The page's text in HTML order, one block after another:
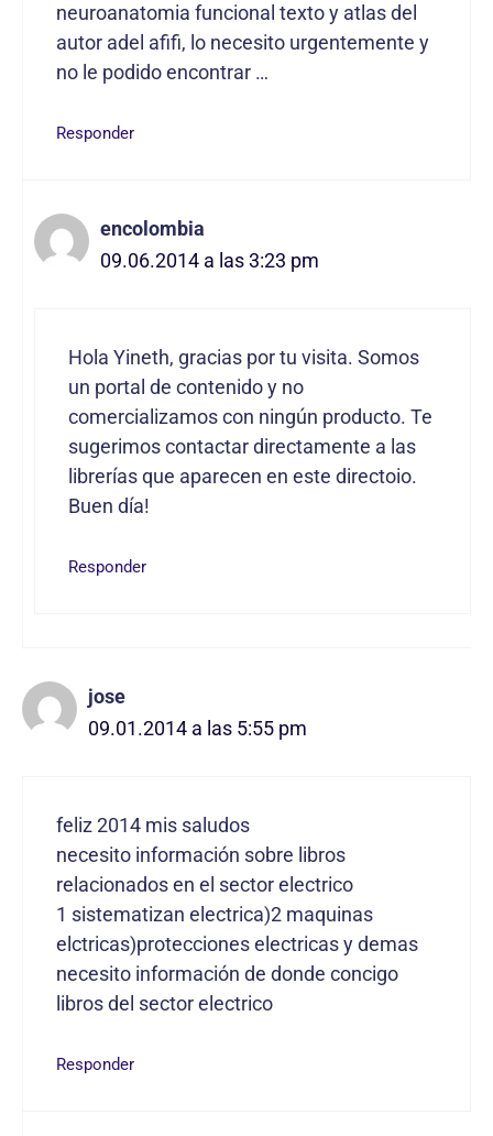
neuroanatomia funcional texto y atlas del
autor adel afifi, lo necesito urgentemente y
no le podido encontrar …
Responder
encolombia
09.06.2014 a las 3:23 pm
Hola Yineth, gracias por tu visita. Somos
un portal de contenido y no
comercializamos con ningún producto. Te
sugerimos contactar directamente a las
librerías que aparecen en este directoio.
Buen día!
Responder
jose
09.01.2014 a las 5:55 pm
feliz 2014 mis saludos
necesito información sobre libros
relacionados en el sector electrico
1 sistematizan electrica)2 maquinas
elctricas)protecciones electricas y demas
necesito información de donde concigo
libros del sector electrico
Responder